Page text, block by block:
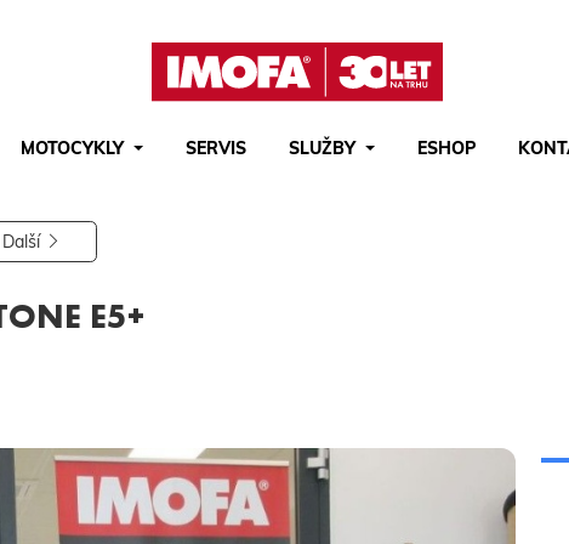
MOTOCYKLY SERVIS SLUŽBY ESHOP
Další
E5+